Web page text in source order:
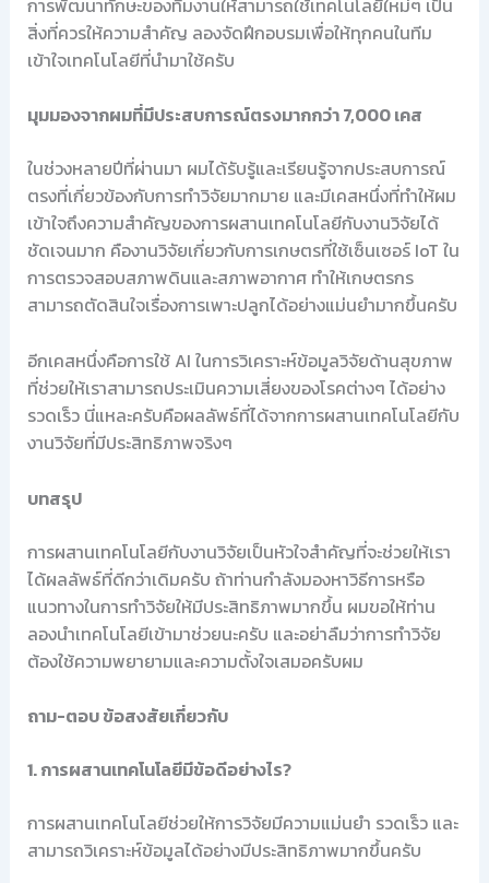
สิ่งที่ควรให้ความสำคัญ ลองจัดฝึกอบรมเพื่อให้ทุกคนในทีม
เข้าใจเทคโนโลยีที่นำมาใช้ครับ
มุมมองจากผมที่มีประสบการณ์ตรงมากกว่า 7,000 เคส
ในช่วงหลายปีที่ผ่านมา ผมได้รับรู้และเรียนรู้จากประสบการณ์
ตรงที่เกี่ยวข้องกับการทำวิจัยมากมาย และมีเคสหนึ่งที่ทำให้ผม
เข้าใจถึงความสำคัญของการผสานเทคโนโลยีกับงานวิจัยได้
ชัดเจนมาก คืองานวิจัยเกี่ยวกับการเกษตรที่ใช้เซ็นเซอร์ IoT ใน
การตรวจสอบสภาพดินและสภาพอากาศ ทำให้เกษตรกร
สามารถตัดสินใจเรื่องการเพาะปลูกได้อย่างแม่นยำมากขึ้นครับ
อีกเคสหนึ่งคือการใช้ AI ในการวิเคราะห์ข้อมูลวิจัยด้านสุขภาพ
ที่ช่วยให้เราสามารถประเมินความเสี่ยงของโรคต่างๆ ได้อย่าง
รวดเร็ว นี่แหละครับคือผลลัพธ์ที่ได้จากการผสานเทคโนโลยีกับ
งานวิจัยที่มีประสิทธิภาพจริงๆ
บทสรุป
การผสานเทคโนโลยีกับงานวิจัยเป็นหัวใจสำคัญที่จะช่วยให้เรา
ได้ผลลัพธ์ที่ดีกว่าเดิมครับ ถ้าท่านกำลังมองหาวิธีการหรือ
แนวทางในการทำวิจัยให้มีประสิทธิภาพมากขึ้น ผมขอให้ท่าน
ลองนำเทคโนโลยีเข้ามาช่วยนะครับ และอย่าลืมว่าการทำวิจัย
ต้องใช้ความพยายามและความตั้งใจเสมอครับผม
ถาม-ตอบ ข้อสงสัยเกี่ยวกับ
1. การผสานเทคโนโลยีมีข้อดีอย่างไร?
การผสานเทคโนโลยีช่วยให้การวิจัยมีความแม่นยำ รวดเร็ว และ
สามารถวิเคราะห์ข้อมูลได้อย่างมีประสิทธิภาพมากขึ้นครับ